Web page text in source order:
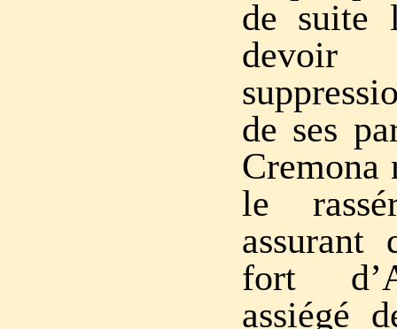
de suite
devoir
de ses
Cremona
le
assurant
fort
assiégé